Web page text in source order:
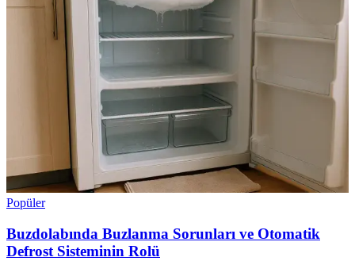
Popüler
Buzdolabında Buzlanma Sorunları ve Otomatik
Defrost Sisteminin Rolü